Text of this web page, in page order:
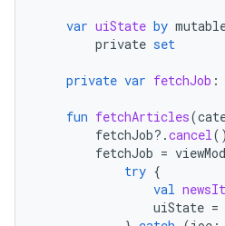
var uiState by
private set
private var fetchJob :
fun fetchArticles(
fetchJob?.cancel()
fetchJob =
try {
val
uiState =